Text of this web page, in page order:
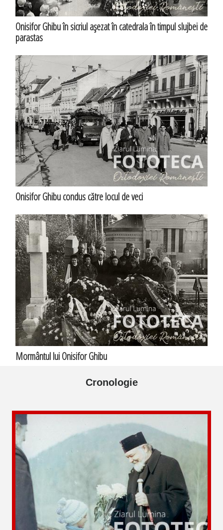
Onisifor Ghibu în sicriul aşezat în catedrala în timpul slujbei de
parastas
Onisifor Ghibu condus către locul de veci
Mormântul lui Onisifor Ghibu
Cronologie